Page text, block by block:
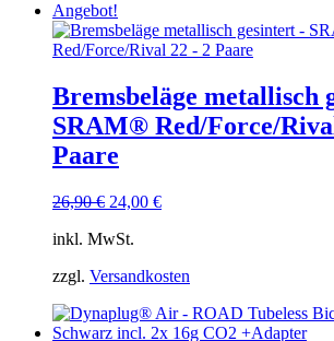
Angebot!
Bremsbeläge metallisch
SRAM® Red/Force/
Paare
26,90€ Ursprünglicher
war:
24,00 €Aktueller
inkl. MwSt.
zzgl. Versandkosten